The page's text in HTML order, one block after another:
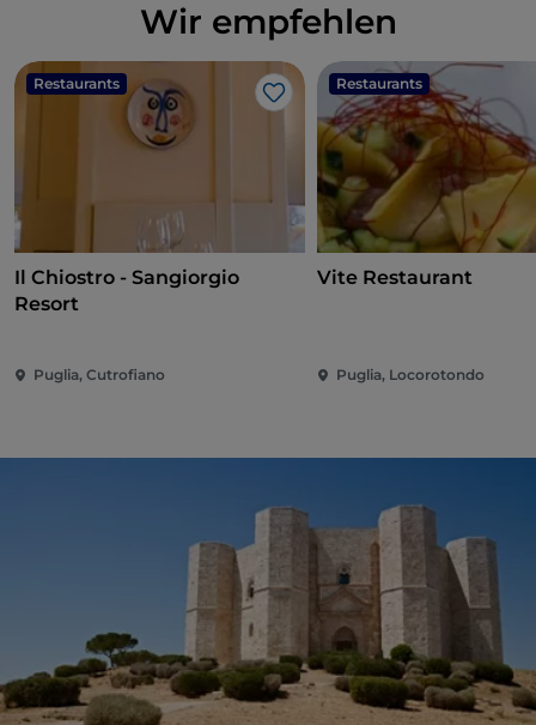
Wir empfehlen
Restaurants
Like
Il Chiostro - Sangiorgio
Resort
Puglia, Cutrofiano
Restaurants
Vite Restaurant
Puglia, Locorotondo